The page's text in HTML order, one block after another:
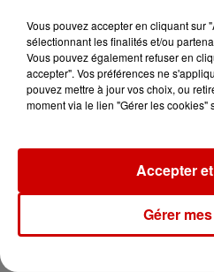
Le Duel -
en jet ski !
Newsletter
Vous pouvez accepter en cliquant sur
sélectionnant les finalités et/ou
Vous pouvez également refuser en
accepter". Vos préférences ne
pouvez mettre à jour vos choix, ou
moment via le lien "Gérer les cookies"
Gérer
Accepter